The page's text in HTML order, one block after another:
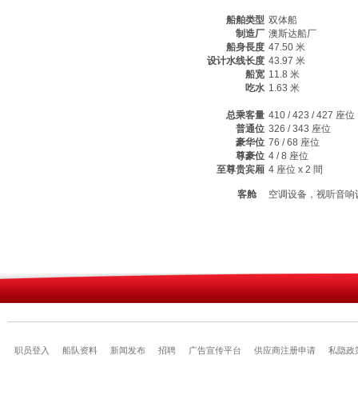
船舶类型 双体船
制造厂 澳斯达船厂
船身長度 47.50 米
设计水线长度 43.97 米
船宽 11.8 米
吃水 1.63 米
总乘客量 410 / 423 / 427 座位
普通位 326 / 343 座位
豪华位 76 / 68 座位
尊豪位 4 / 8 座位
至尊贵宾厢 4 座位 x 2 間
客舱 空调设备，视听音
职员登入 船队资料 新闻发布 招聘 广告宣传平台 供应商注册申请 私隐政